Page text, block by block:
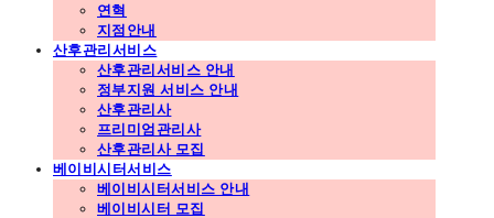
연혁
지점안내
산후관리서비스
산후관리서비스 안내
정부지원 서비스 안내
산후관리사
프리미엄관리사
산후관리사 모집
베이비시터서비스
베이비시터서비스 안내
베이비시터 모집